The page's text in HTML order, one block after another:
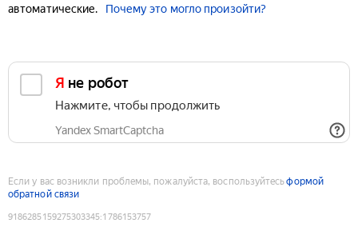
автоматические.
Почему это могло произойти?
Я не робот
Нажмите, чтобы продолжить
Yandex SmartCaptcha
Если у вас возникли проблемы, пожалуйста, воспользуйтесьформой
обратной связи
9186285159275303345:1786153757